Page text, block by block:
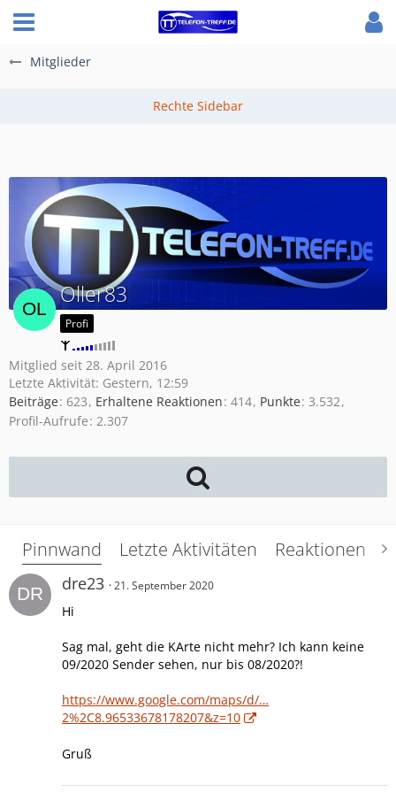
Mitglieder
Oller83
Profi
Mitglied seit 28. April 2016
Letzte Aktivität: Gestern, 12:59
Beiträge 623 Erhaltene Reaktionen 414 Punkte 3.532
Profil-Aufrufe 2.307
Pinnwand Letzte Aktivitäten Reaktionen
dre23 21. September 2020
Hi
Sag mal, geht die KArte nicht mehr? Ich kann keine
09/2020 Sender sehen, nur bis 08/2020?!
https://www.google.com/maps/d/…
2%2C8.96533678178207&z=10
Gruß